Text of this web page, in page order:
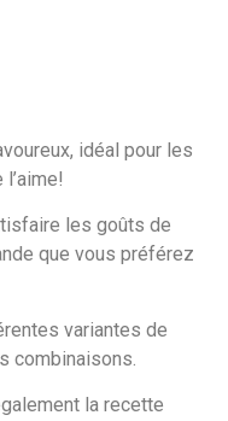
idéal pour les
les goûts de
que vous préférez
variantes de
combinaisons.
la recette